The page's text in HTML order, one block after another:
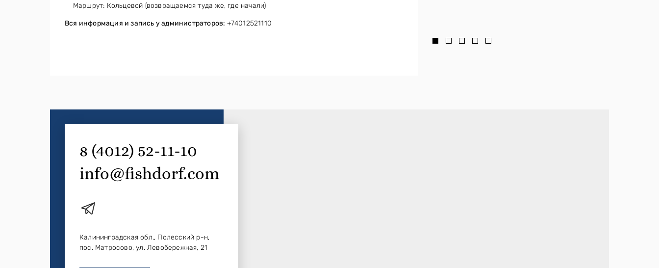
Маршрут: Кольцевой (возвращаемся туда же, где начали)
Вся информация и запись у администраторов: +74012521110
8 (4012) 52-11-10
info@fishdorf.com
Калининградская обл., Полесский р-н,
пос. Матросово, ул. Левобережная, 21